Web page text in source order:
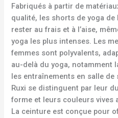
Fabriqués à partir de
qualité, les shorts de yoga
rester au frais et à l’aise,
yoga les plus intenses. Les
femmes sont polyvalents,
au-delà du yoga, notamment
les entraînements en salle
Ruxi se distinguent par leur
forme et leurs couleurs vives
La ceinture est conçue pour